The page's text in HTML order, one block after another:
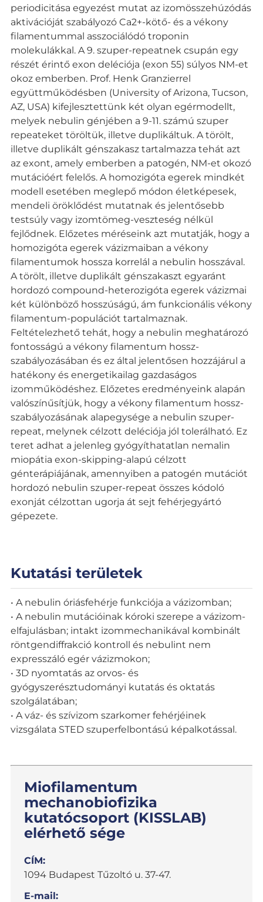
periodicitása egyezést mutat az izomösszehúzódás
aktivációját szabályozó Ca2+-kötő- és a vékony
filamentummal asszociálódó troponin
molekulákkal. A 9. szuper-repeatnek csupán egy
részét érintő exon deléciója (exon 55) súlyos NM-et
okoz emberben. Prof. Henk Granzierrel
együttműködésben (University of Arizona, Tucson,
AZ, USA) kifejlesztettünk két olyan egérmodellt,
melyek nebulin génjében a 9-11. számú szuper
repeateket töröltük, illetve duplikáltuk. A törölt,
illetve duplikált génszakasz tartalmazza tehát azt
az exont, amely emberben a patogén, NM-et okozó
mutációért felelős. A homozigóta egerek mindkét
modell esetében meglepő módon életképesek,
mendeli öröklődést mutatnak és jelentősebb
testsúly vagy izomtömeg-veszteség nélkül
fejlődnek. Előzetes méréseink azt mutatják, hogy a
homozigóta egerek vázizmaiban a vékony
filamentumok hossza korrelál a nebulin hosszával.
A törölt, illetve duplikált génszakaszt egyaránt
hordozó compound-heterozigóta egerek vázizmai
két különböző hosszúságú, ám funkcionális vékony
filamentum-populációt tartalmaznak.
Feltételezhető tehát, hogy a nebulin meghatározó
fontosságú a vékony filamentum hossz-
szabályozásában és ez által jelentősen hozzájárul a
hatékony és energetikailag gazdaságos
izomműködéshez. Előzetes eredményeink alapán
valószínűsítjük, hogy a vékony filamentum hossz-
szabályozásának alapegysége a nebulin szuper-
repeat, melynek célzott deléciója jól tolerálható. Ez
teret adhat a jelenleg gyógyíthatatlan nemalin
miopátia exon-skipping-alapú célzott
génterápiájának, amennyiben a patogén mutációt
hordozó nebulin szuper-repeat összes kódoló
exonját célzottan ugorja át sejt fehérjegyártó
gépezete.
Kutatási területek
• A nebulin óriásfehérje funkciója a vázizomban;
• A nebulin mutációinak kóroki szerepe a vázizom-
elfajulásban; intakt izommechanikával kombinált
röntgendiffrakció kontroll és nebulint nem
expresszáló egér vázizmokon;
• 3D nyomtatás az orvos- és
gyógyszerésztudományi kutatás és oktatás
szolgálatában;
• A váz- és szívizom szarkomer fehérjéinek
vizsgálata STED szuperfelbontású képalkotással.
Miofilamentum
mechanobiofizika
kutatócsoport (KISSLAB)
elérhető sége
CÍM:
1094 Budapest Tűzoltó u. 37-47.
E-mail: